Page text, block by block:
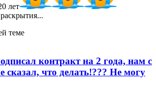
лет
теме
контракт на 2 года, нам с
сказал, что делать!??? Не могу